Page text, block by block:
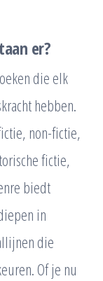
er?
die elk
hebben.
non-fictie,
fictie,
biedt
in
die
Of je nu